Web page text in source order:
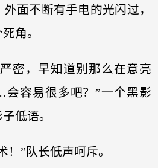
面不断有手电的光闪过，
角。
密，早知道别那么在意亮
容易很多吧？”一个黑影
低语。
！”队长低声呵斥。